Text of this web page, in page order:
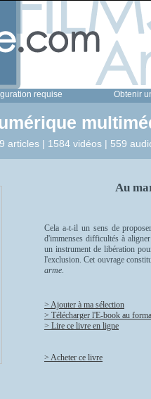
requise Obtenir
articles | 1584 vidéos | 559
Au
Cela a-t-il un sens de
d'immenses difficultés à
un instrument de libération
l'exclusion. Cet ouvrage
arme.
> Ajouter à ma sélection
> Télécharger l'E-book au
> Lire ce livre en ligne
> Acheter ce livre